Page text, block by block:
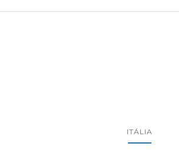
ITÁLIA